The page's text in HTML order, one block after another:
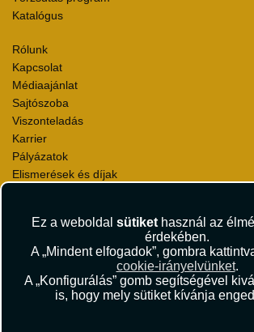
Ez a weboldal sütikethasznál az
érdekében.
A „Mindent elfogadok”, gombra
cookie-irányelvünket.
A „Konfigurálás” gomb segítségével
is, hogy mely sütiket kívánja
Katalógus
Rólunk
Kapcsolat
Médiaajánlat
Sajtószoba
Viszonteladás
Karrier
Pályázatok
Elismerések és díjak
Utazási Csomag Szerződési Feltételek
Útlemondás-biztosítás Szerződési Feltételek
Utasbiztosítás Szerződési Feltételek
Repülőjegy Szerződési Feltételek
Adatvédelem